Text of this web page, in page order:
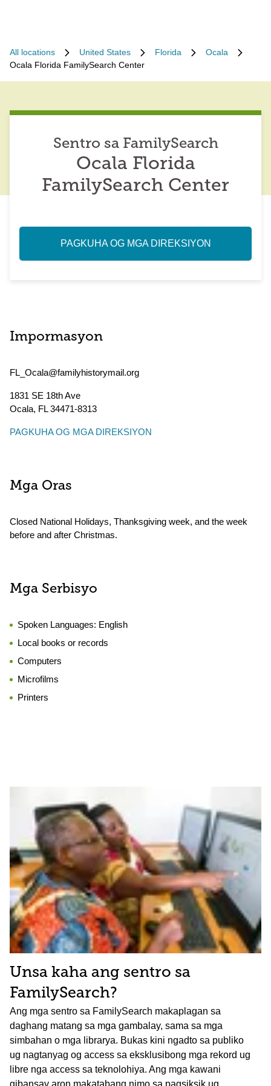
All locations United States Florida
Ocala
Ocala Florida FamilySearch Center
Sentro sa FamilySearch
Ocala Florida
FamilySearch Center
PAGKUHA OG MGA DIREKSIYON
Impormasyon
FL_Ocala@familyhistorymail.org
1831 SE 18th Ave
Ocala, FL34471-8313
PAGKUHA OG MGA DIREKSIYON
Mga Oras
Closed National Holidays, Thanksgiving week, and the week
before and after Christmas.
Mga Serbisyo
Spoken Languages: English
Local books or records
Computers
Microfilms
Printers
Unsa kaha ang sentro sa
FamilySearch?
Ang mga sentro sa FamilySearch makaplagan sa
daghang matang sa mga gambalay, sama sa mga
simbahan o mga librarya. Bukas kini ngadto sa publiko
ug nagtanyag og access sa eksklusibong mga rekord ug
libre nga access sa teknolohiya. Ang mga kawani
gibansay aron makatabang nimo sa pagsiksik ug